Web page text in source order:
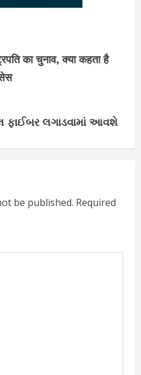
का चुनाव, क्या कहता है
લગાડવામાં આવશે
be published. Required